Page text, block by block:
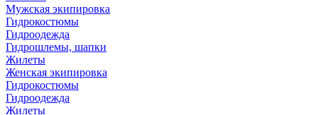
Мужская экипировка
Гидрокостюмы
Гидроодежда
Гидрошлемы, шапки
Жилеты
Женская экипировка
Гидрокостюмы
Гидроодежда
Жилеты